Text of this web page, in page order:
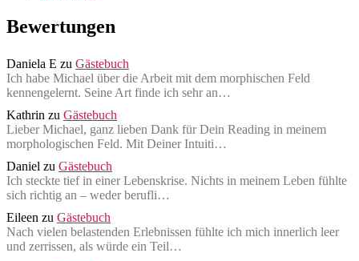
Bewertungen
Daniela E zu Gästebuch
Ich habe Michael über die Arbeit mit dem morphischen Feld
kennengelernt. Seine Art finde ich sehr an…
Kathrin zu Gästebuch
Lieber Michael, ganz lieben Dank für Dein Reading in meinem
morphologischen Feld. Mit Deiner Intuiti…
Daniel zu Gästebuch
Ich steckte tief in einer Lebenskrise. Nichts in meinem Leben fühlte
sich richtig an – weder berufli…
Eileen zu Gästebuch
Nach vielen belastenden Erlebnissen fühlte ich mich innerlich leer
und zerrissen, als würde ein Teil…